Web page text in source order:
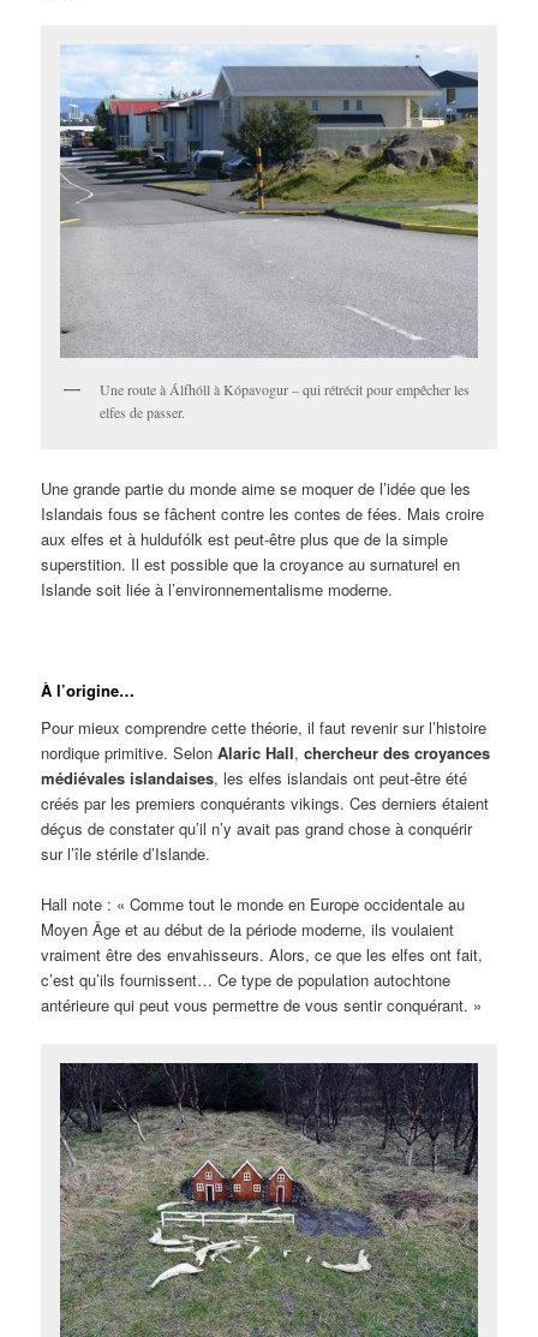
Une route à Álfhóll à Kópavogur – qui rétrécit pour empêcher les
elfes de passer.
Une grande partie du monde aime se moquer de l’idée que les
Islandais fous se fâchent contre les contes de fées. Mais croire
aux elfes et à huldufólk est peut-être plus que de la simple
superstition. Il est possible que la croyance au surnaturel en
Islande soit liée à l’environnementalisme moderne.
À l’origine…
Pour mieux comprendre cette théorie, il faut revenir sur l’histoire
nordique primitive. SelonAlaric Hall,chercheur des croyances
médiévales islandaises, les elfes islandais ont peut-être été
créés par les premiers conquérants vikings. Ces derniers étaient
déçus de constater qu’il n’y avait pas grand chose à conquérir
sur l’île stérile d’Islande.
Hall note : « Comme tout le monde en Europe occidentale au
Moyen Âge et au début de la période moderne, ils voulaient
vraiment être des envahisseurs. Alors, ce que les elfes ont fait,
c’est qu’ils fournissent… Ce type de population autochtone
antérieure qui peut vous permettre de vous sentir conquérant. »